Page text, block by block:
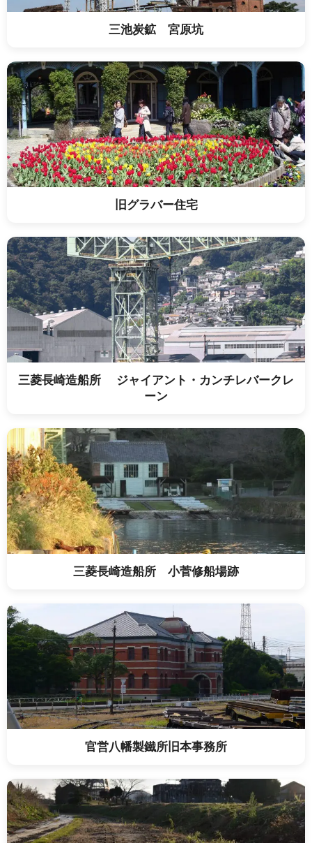
三池炭鉱 宮原坑
旧グラバー住宅
三菱長崎造船所 ジャイアント・カンチレバークレ
ーン
三菱長崎造船所 小菅修船場跡
官営八幡製鐵所旧本事務所